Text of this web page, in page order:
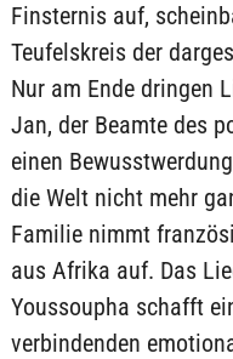
Finsternis auf,
Teufelskreis der
Nur am Ende dringen
Jan, der Beamte des
einen
die Welt nicht mehr
Familie nimmt
aus Afrika auf. Das
Youssoupha schafft
verbindenden